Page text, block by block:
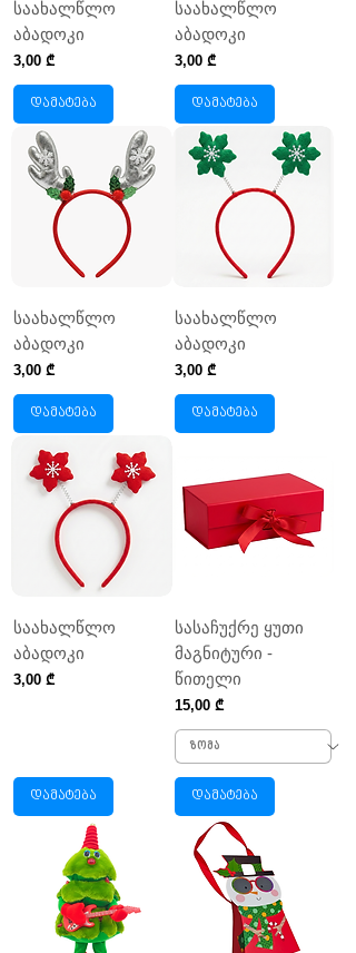
საახალწლო
აბადოკი
Price
3,00 ₾
დამატება
საახალწლო
აბადოკი
Price
3,00 ₾
დამატება
საახალწლო
აბადოკი
Price
3,00 ₾
დამატება
საახალწლო
აბადოკი
Price
3,00 ₾
დამატება
საახალწლო
აბადოკი
Price
3,00 ₾
დამატება
სასაჩუქრე ყუთი
მაგნიტური -
წითელი
Price
15,00 ₾
დამატება